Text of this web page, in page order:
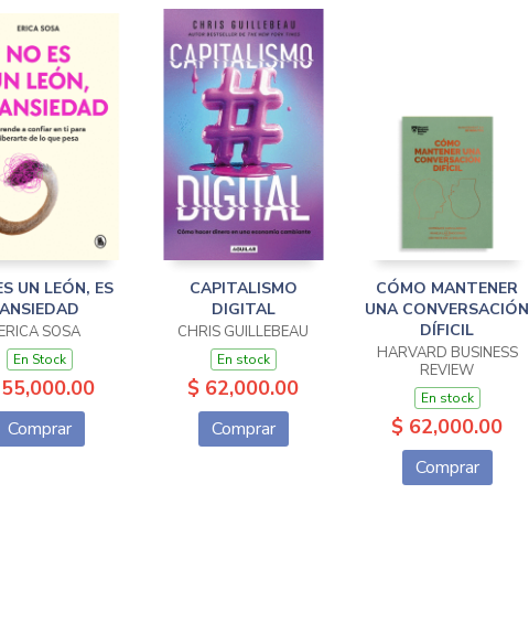
UN LEÓN, ES
ANSIEDAD
ERICA SOSA
En Stock
Comprar
CAPITALISMO
DIGITAL
CHRIS GUILLEBEAU
En stock
$ 62,000.00
Comprar
CÓMO MANTENER
UNA CONVERSACIÓN
DÍFICIL
HARVARD BUSINESS
REVIEW
En stock
$ 62,000.00
Comprar